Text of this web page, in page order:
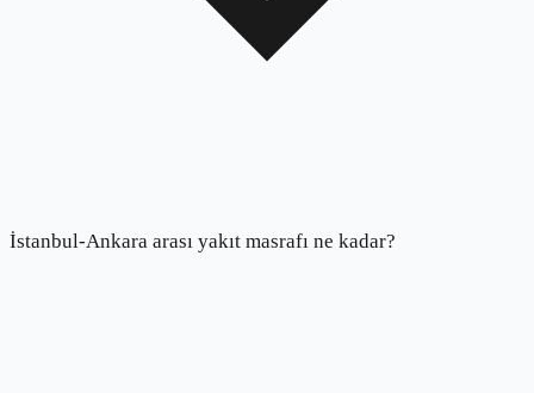
İstanbul-Ankara arası yakıt masrafı ne kadar?